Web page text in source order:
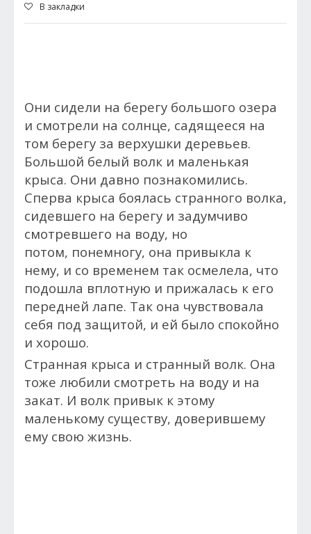
В закладки
Они сидели на берегу большого озера
и смотрели на солнце, садящееся на
том берегу за верхушки деревьев.
Большой белый волк и маленькая
крыса. Они давно познакомились.
Сперва крыса боялась странного волка,
сидевшего на берегу и задумчиво
смотревшего на воду, но
потом, понемногу, она привыкла к
нему, и со временем так осмелела, что
подошла вплотную и прижалась к его
передней лапе. Так она чувствовала
себя под защитой, и ей было спокойно
и хорошо.
Странная крыса и странный волк. Она
тоже любили смотреть на воду и на
закат. И волк привык к этому
маленькому существу, доверившему
ему свою жизнь.